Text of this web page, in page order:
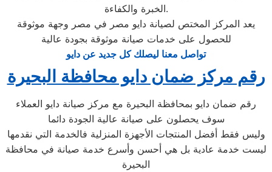
الخبرة والكفاءة.
يعد المركز المختص لصيانة دايو مصر في مصر وجهة موثوقة
للحصول على خدمات صيانة موثوقة بجودة عالية
تواصل معنا ليصلك كل جديد عن دايو
رقم مركز ضمان دايو محافظة البحيرة
رقم ضمان دايو بمحافظة البحيرة مع مركز صيانة دايو العملاء
سوف يحصلون على صيانة عالية الجودة دائما
وليس فقط أفضل المنتجات الأجهزة المنزلية فالخدمة التي نقدمها
ليست خدمة عادية بل هي أحسن وأسرع خدمة صيانة في محافظة
البحيرة